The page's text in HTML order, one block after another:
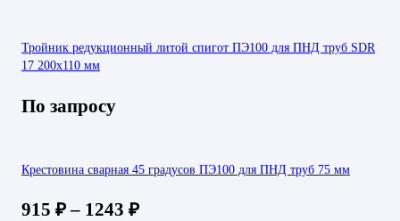
Тройник редукционный литой спигот ПЭ100 для ПНД труб SDR
17 200х110 мм
По запросу
Крестовина сварная 45 градусов ПЭ100 для ПНД труб 75 мм
915 ₽– 1243 ₽